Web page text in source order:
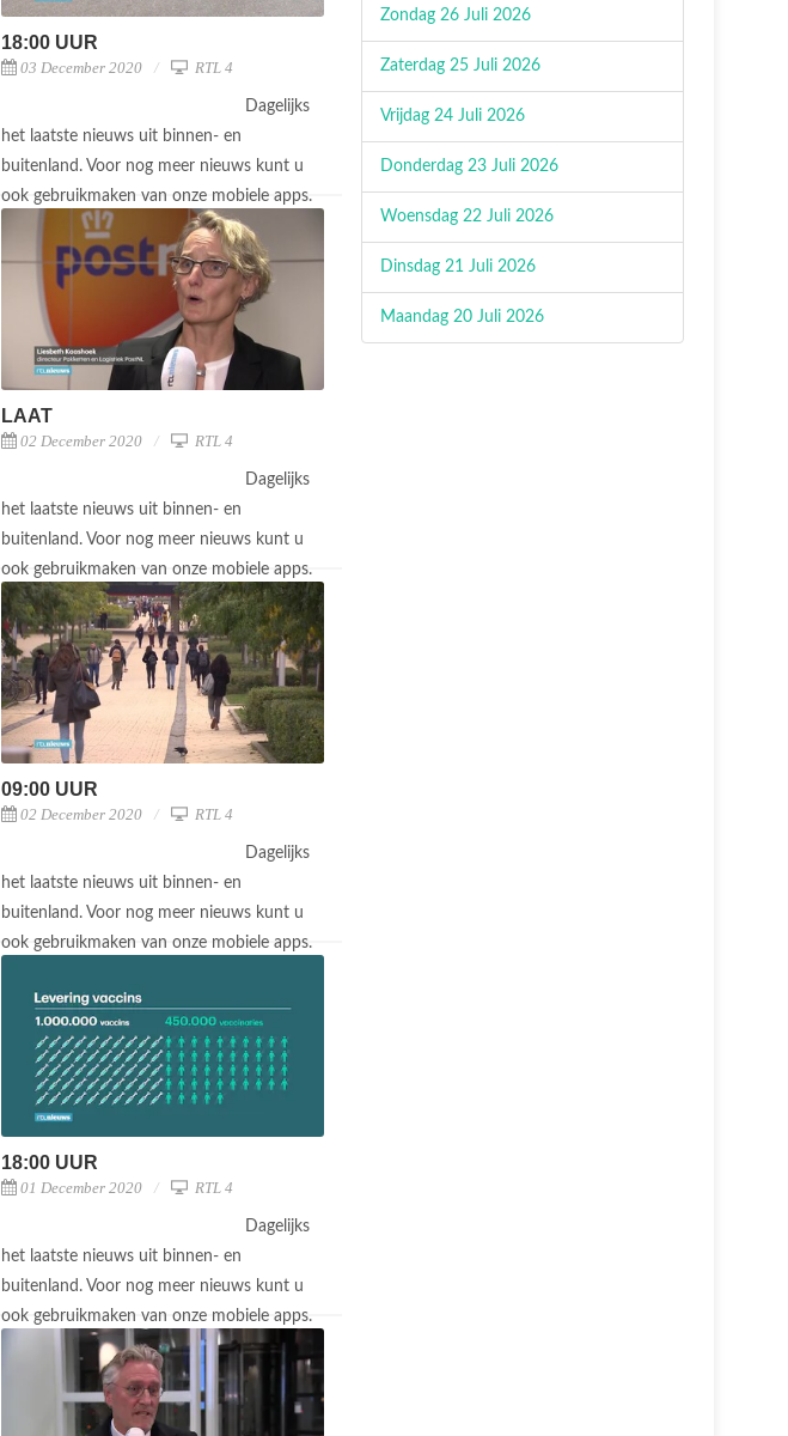
18:00 UUR
03 December 2020 RTL 4
Dagelijks
het laatste nieuws uit binnen- en
buitenland. Voor nog meer nieuws kunt u
ook gebruikmaken van onze mobiele apps.
LAAT
02 December 2020 RTL 4
Dagelijks
het laatste nieuws uit binnen- en
buitenland. Voor nog meer nieuws kunt u
ook gebruikmaken van onze mobiele apps.
09:00 UUR
02 December 2020 RTL 4
Dagelijks
het laatste nieuws uit binnen- en
buitenland. Voor nog meer nieuws kunt u
ook gebruikmaken van onze mobiele apps.
18:00 UUR
01 December 2020 RTL 4
Dagelijks
het laatste nieuws uit binnen- en
buitenland. Voor nog meer nieuws kunt u
ook gebruikmaken van onze mobiele apps.
Zondag 26 Juli 2026
Zaterdag 25 Juli 2026
Vrijdag 24 Juli 2026
Donderdag 23 Juli 2026
Woensdag 22 Juli 2026
Dinsdag 21 Juli 2026
Maandag 20 Juli 2026